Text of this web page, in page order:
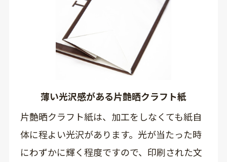
薄い光沢感がある片艶晒クラフト紙
片艶晒クラフト紙は、加工をしなくても紙自
体に程よい光沢があります。光が当たった時
にわずかに輝く程度ですので、印刷された文